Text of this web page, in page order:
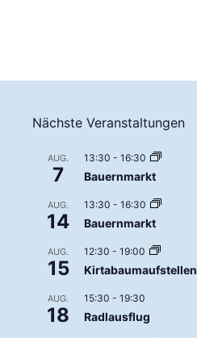
Nächste Veranstaltungen
AUG.
7
13:30 - 16:30
Bauernmarkt
AUG.
14
13:30 - 16:30
Bauernmarkt
AUG.
15
12:30 - 19:00
Kirtabaumaufstellen
AUG.
18
15:30 - 19:30
Radlausflug